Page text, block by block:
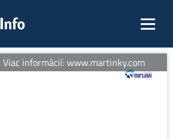
informácií: www.martinky.com